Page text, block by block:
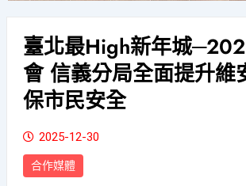
臺北最High新年城
會 信義分局全面提升維
保市民安全
2025-12-30
合作媒體